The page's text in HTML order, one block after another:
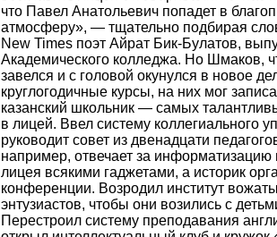
что Павел Анатольевич попадет в
атмосферу», — тщательно подбирая
New Times поэт Айрат Бик-Булатов,
Академического колледжа. Но Шмаков,
завелся и с головой окунулся в новое
круглогодичные курсы, на них мог
казанский школьник — самых
в лицей. Ввел систему коллегиального
руководит совет из двенадцати
например, отвечает за информатизацию
лицея всякими гаджетами, а историк
конференции. Возродил институт
энтузиастов, чтобы они возились с
Перестроил систему преподавания